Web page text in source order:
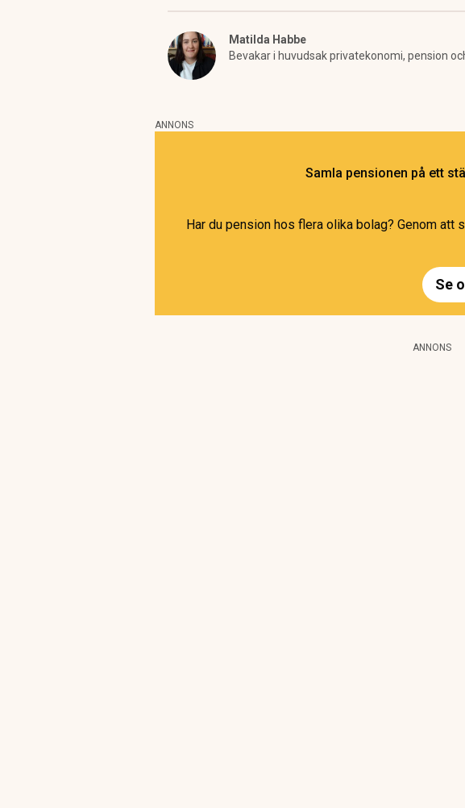
Matilda Habbe
Bevakar i huvudsak privatekonomi, pension
ANNONS
Samla pensionen på ett
Har du pension hos flera olika bolag? Genom
Se
ANNONS